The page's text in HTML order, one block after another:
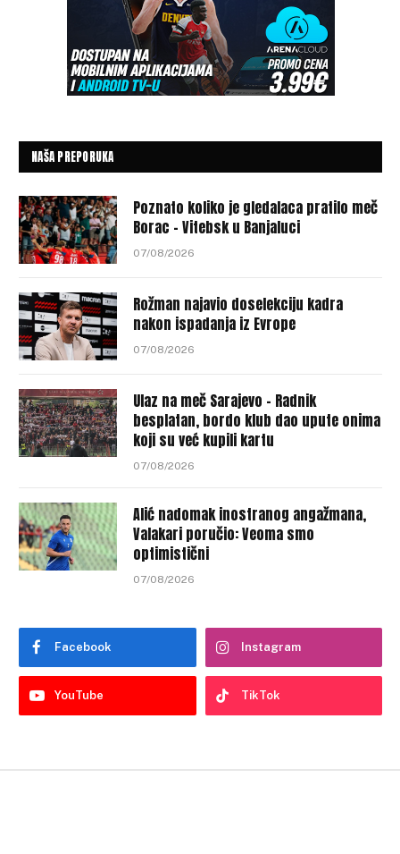
NAŠA PREPORUKA
Poznato koliko je gledalaca pratilo meč
Borac – Vitebsk u Banjaluci
07/08/2026
Rožman najavio doselekciju kadra
nakon ispadanja iz Evrope
07/08/2026
Ulaz na meč Sarajevo – Radnik
besplatan, bordo klub dao upute onima
koji su već kupili kartu
07/08/2026
Alić nadomak inostranog angažmana,
Valakari poručio: Veoma smo
optimistični
07/08/2026
Facebook Instagram
YouTube TikTok